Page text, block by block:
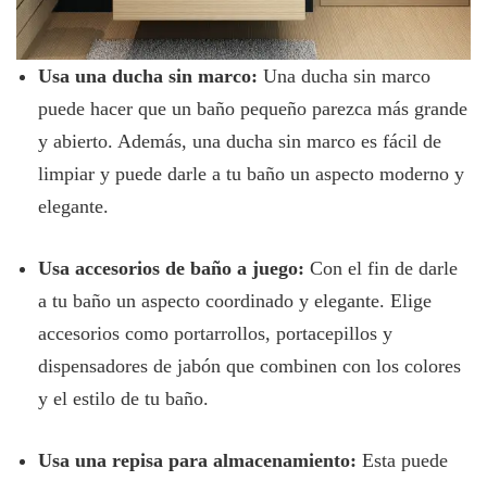
Usa una ducha sin marco: Una ducha sin marco
puede hacer que un baño pequeño parezca más grande
y abierto. Además, una ducha sin marco es fácil de
limpiar y puede darle a tu baño un aspecto moderno y
elegante.
Usa accesorios de baño a juego: Con el fin de darle
a tu baño un aspecto coordinado y elegante. Elige
accesorios como portarrollos, portacepillos y
dispensadores de jabón que combinen con los colores
y el estilo de tu baño.
Usa una repisa para almacenamiento: Esta puede